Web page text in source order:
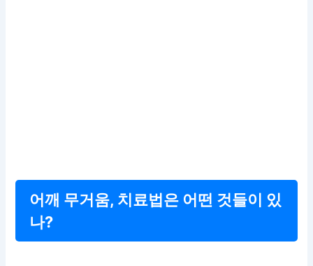
어깨 무거움, 치료법은 어떤 것들이 있
나?